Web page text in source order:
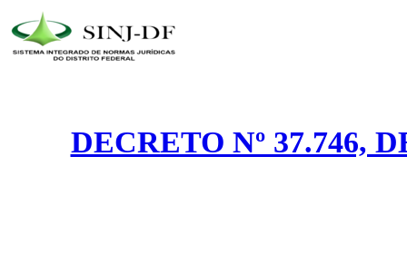
DECRETO Nº 37.746,